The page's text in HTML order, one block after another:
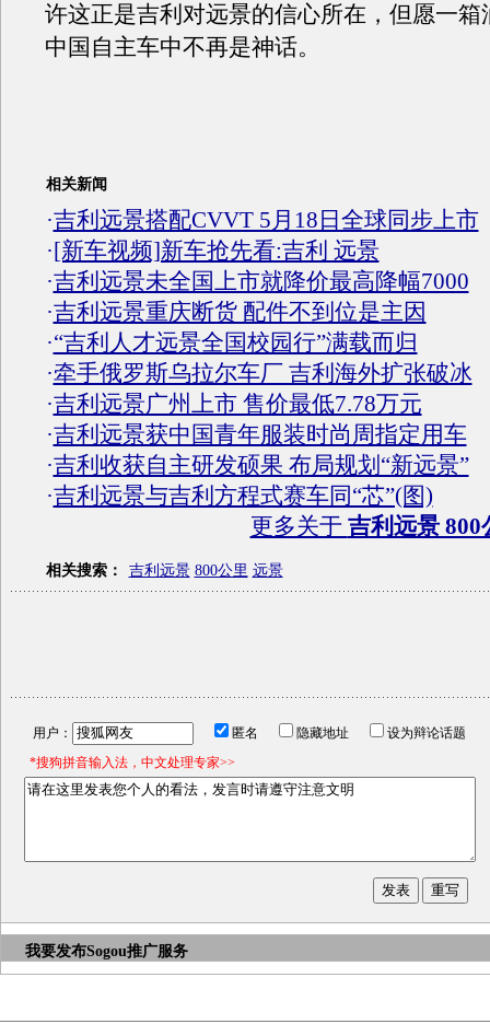
许这正是吉利对远景的信心所在，但愿一箱
中国自主车中不再是神话。
相关新闻
·吉利远景搭配CVVT 5月18日全球同步上市
·[新车视频]新车抢先看:吉利 远景
·吉利远景未全国上市就降价最高降幅7000
·吉利远景重庆断货 配件不到位是主因
·“吉利人才远景全国校园行”满载而归
·牵手俄罗斯乌拉尔车厂 吉利海外扩张破冰
·吉利远景广州上市 售价最低7.78万元
·吉利远景获中国青年服装时尚周指定用车
·吉利收获自主研发硕果 布局规划“新远景”
·吉利远景与吉利方程式赛车同“芯”(图)
更多关于 吉利远景 800
相关搜索： 吉利远景 800公里 远景
用户： 匿名 隐藏地址
设为辩论话题
*搜狗拼音输入法，中文处理专家>>
我要发布Sogou推广服务